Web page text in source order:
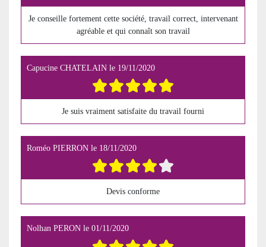
Je conseille fortement cette société, travail correct, intervenant
agréable et qui connaît son travail
Capucine CHATELAIN le 19/11/2020
Je suis vraiment satisfaite du travail fourni
Roméo PIERRON le 18/11/2020
Devis conforme
Nolhan PERON le 01/11/2020